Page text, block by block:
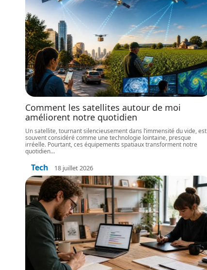
Comment les satellites autour de moi
améliorent notre quotidien
Un satellite, tournant silencieusement dans l’immensité du vide, est
souvent considéré comme une technologie lointaine, presque
irréelle. Pourtant, ces équipements spatiaux transforment notre
quotidien…
Tech 18 juillet 2026